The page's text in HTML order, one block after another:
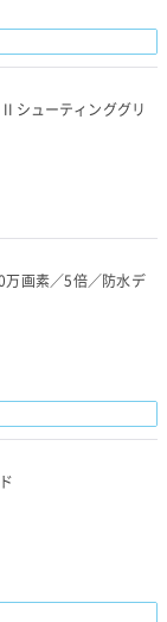
II シューティンググリ
万画素／5倍／防水デ